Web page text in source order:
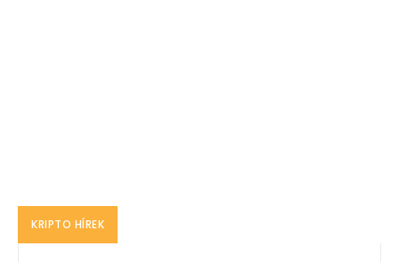
KRIPTO HÍREK